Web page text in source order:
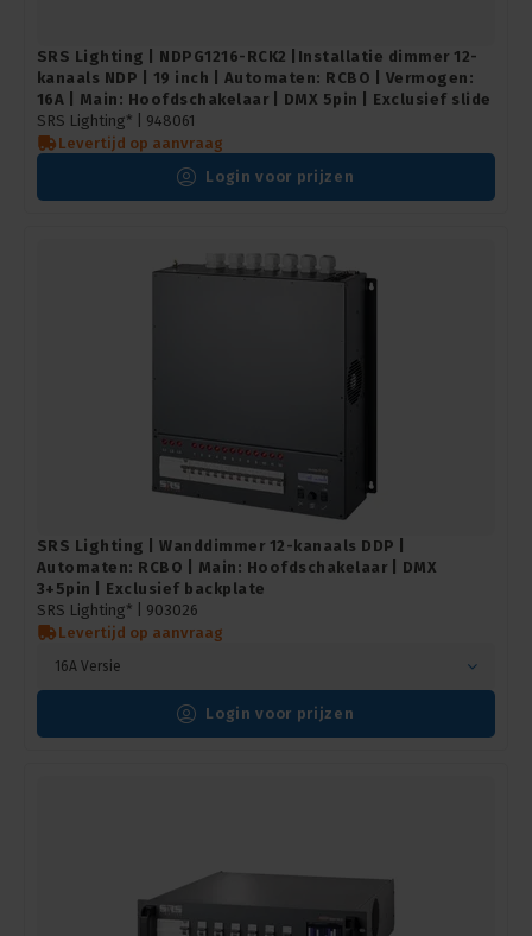
SRS Lighting | NDPG1216-RCK2 |Installatie dimmer 12-
kanaals NDP | 19 inch | Automaten: RCBO | Vermogen:
16A | Main: Hoofdschakelaar | DMX 5pin | Exclusief slide
SRS Lighting* | 948061
Levertijd op aanvraag
Login voor prijzen
SRS Lighting | Wanddimmer 12-kanaals DDP |
Automaten: RCBO | Main: Hoofdschakelaar | DMX
3+5pin | Exclusief backplate
SRS Lighting* | 903026
Levertijd op aanvraag
16A Versie
Login voor prijzen